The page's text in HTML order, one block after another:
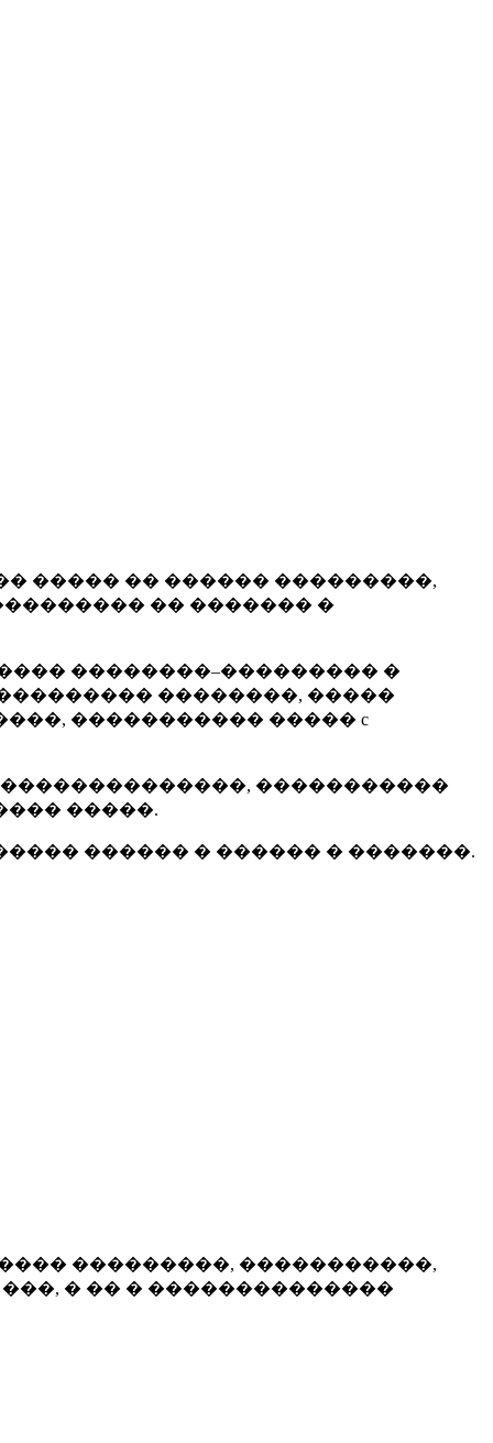
����� �� ������ ���������,
�� ������� �
��������–��������� �
��������, �����
����������� ����� c
�����������
�����.
������ � ������ � �������.
���������, �����������,
� �� � ��������������